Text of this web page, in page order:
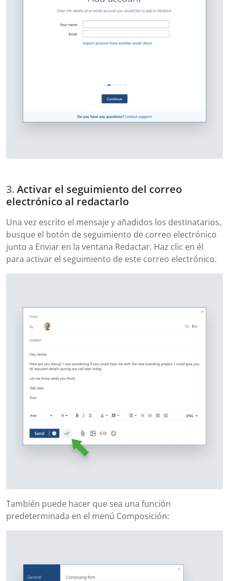
Activar el seguimiento del correo
electrónico al redactarlo
Una vez escrito el mensaje y añadidos los destinatarios,
busque el botón de seguimiento de correo electrónico
junto a Enviar en la ventana Redactar. Haz clic en él
para activar el seguimiento de este correo electrónico.
También puede hacer que sea una función
predeterminada en el menú Composición: